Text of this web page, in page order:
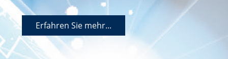
Erfahren Sie mehr...